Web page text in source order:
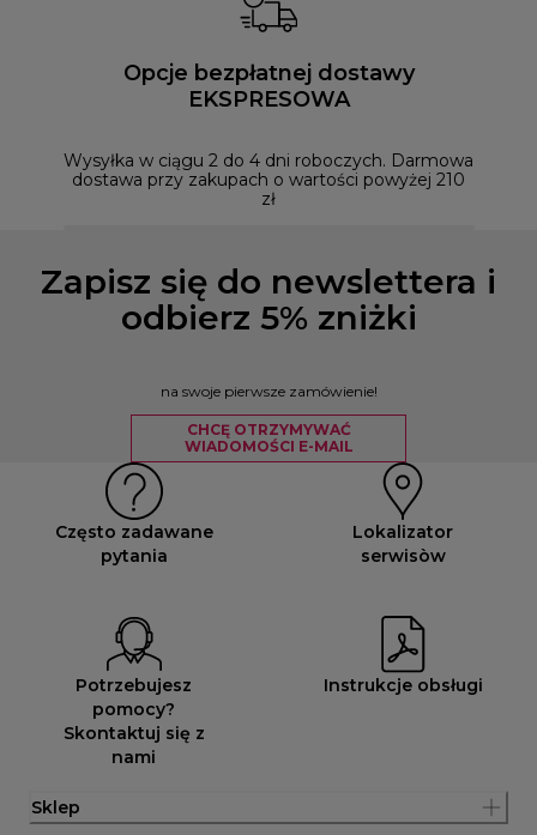
Opcje bezpłatnej dostawy
EKSPRESOWA
Wysyłka w ciągu 2 do 4 dni roboczych. Darmowa
dostawa przy zakupach o wartości powyżej 210
zł
Zapisz się do newslettera i
odbierz 5% zniżki
na swoje pierwsze zamówienie!
CHCĘ OTRZYMYWAĆ
WIADOMOŚCI E-MAIL
Często zadawane
pytania
Lokalizator
serwisòw
Potrzebujesz
pomocy?
Skontaktuj się z
nami
Instrukcje obsługi
Sklep